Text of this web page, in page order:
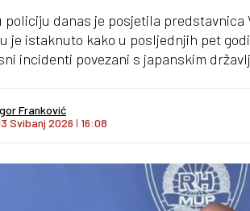
policiju danas je posjetila predstavnica
je istaknuto kako u posljednjih pet
incidenti povezani s japanskim
Franković
Svibanj 2026 I 16:08